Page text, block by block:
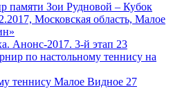
памяти Зои Рудновой – Кубок
Московская область, Малое
Анонс-2017. 3-й этап 23
по настольному теннису на
теннису Малое Видное 27